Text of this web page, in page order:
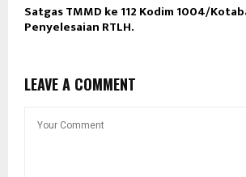
Satgas TMMD ke 112 Kodim 1004/
Penyelesaian RTLH.
LEAVE A COMMENT